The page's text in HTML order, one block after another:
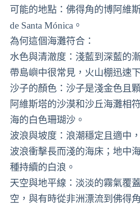
可能的地點：佛得角的博阿維
de Santa Mónica。
為何這個海灘符合：
水色與清澈度：淺藍到深藍的
帶島嶼中很常見，火山棚迅速
沙子的顏色：沙子是淺金色且
阿維斯塔的沙漠和沙丘海灘相
海的白色珊瑚沙。
波浪與坡度：浪潮穩定且適中
波浪衝擊長而淺的海床；地中
種持續的白浪。
天空與地平線：淡淡的霧氣覆
空，與有時從非洲漂流到佛得